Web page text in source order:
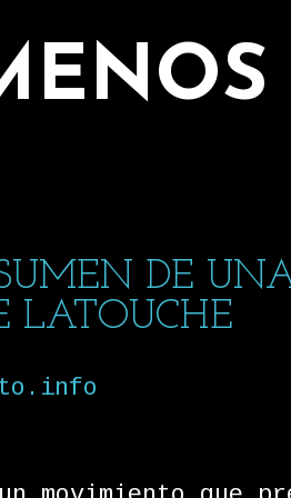
DE
LATOUCHE